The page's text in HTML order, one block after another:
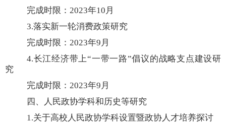
完成时限： 2023年10 月
3.落实新一轮消费政策研究
完成时限： 2023年9 月
4.长江经济带上“一带一路”倡议的战略支点建设研
究
完成时限： 2023年9 月
四、人民政协学科和历史等研究
1.关于高校人民政协学科设置暨政协人才培养探讨